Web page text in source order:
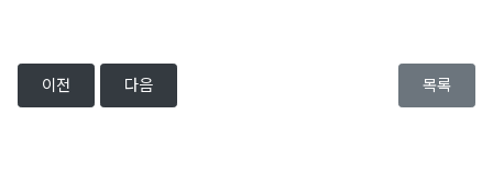
이전 다음 목록